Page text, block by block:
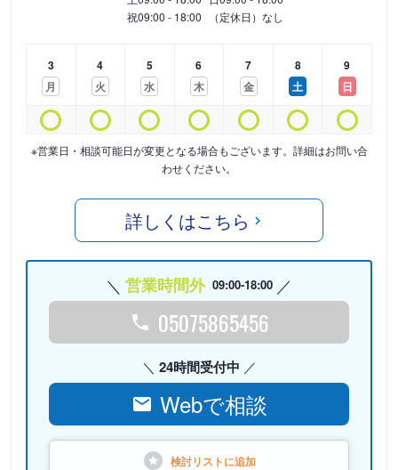
祝09:00 - 18:00 （定休日）なし
3
月
4
火
5
水
6
木
7
金
8
土
9
日
※営業日・相談可能日が変更となる場合もございます。詳細はお問い合
わせください。
詳しくはこちら
営業時間外 09:00-18:00
05075865456
24時間受付中
Webで相談
検討リストに追加